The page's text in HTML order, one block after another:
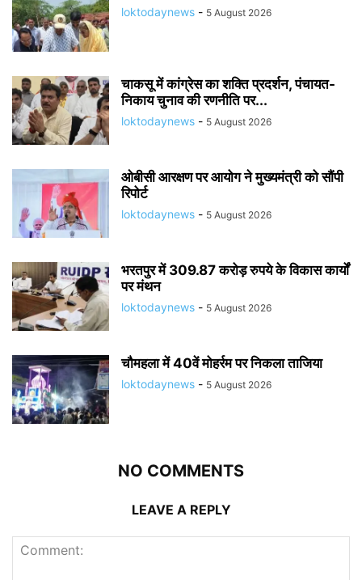
loktodaynews - 5 August 2026
चाकसू में कांग्रेस का शक्ति प्रदर्शन, पंचायत-
निकाय चुनाव की रणनीति पर...
loktodaynews - 5 August 2026
ओबीसी आरक्षण पर आयोग ने मुख्यमंत्री को सौंपी
रिपोर्ट
loktodaynews - 5 August 2026
भरतपुर में 309.87 करोड़ रुपये के विकास कार्यों
पर मंथन
loktodaynews - 5 August 2026
चौमहला में 40वें मोहर्रम पर निकला ताजिया
loktodaynews - 5 August 2026
NO COMMENTS
LEAVE A REPLY